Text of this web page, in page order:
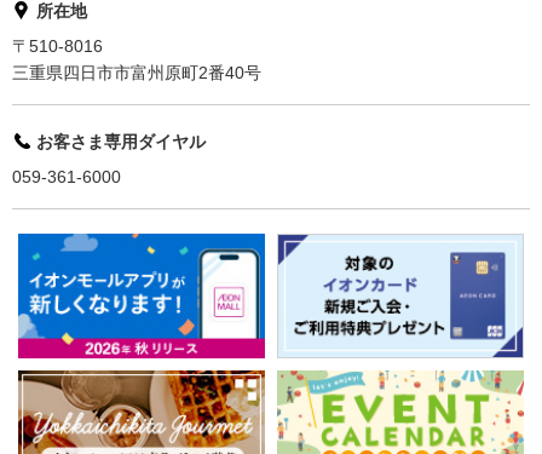
所在地
〒510-8016
三重県四日市市富州原町2番40号
お客さま専用ダイヤル
059-361-6000